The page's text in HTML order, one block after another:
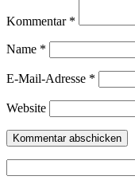
Kommentar *
Name *
E-Mail-Adresse *
Website